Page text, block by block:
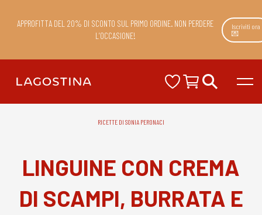
APPROFITTA DEL 20% DI SCONTO SUL PRIMO ORDINE. NON PERDERE
L’OCCASIONE!
Iscriviti ora
💌
RICETTE DI SONIA PERONACI
LINGUINE CON CREMA
DI SCAMPI, BURRATA E